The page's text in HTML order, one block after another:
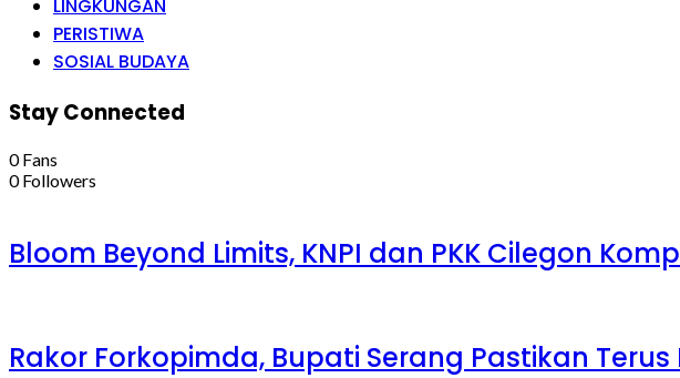
LINGKUNGAN
PERISTIWA
SOSIAL BUDAYA
Stay Connected
0 Fans
0 Followers
Bloom Beyond Limits, KNPI dan PKK Cilegon
Rakor Forkopimda, Bupati Serang Pastikan